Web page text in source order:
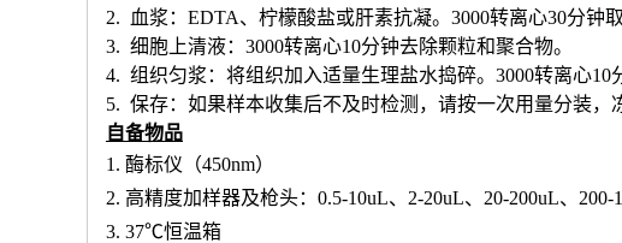
2. 血浆：EDTA、柠檬酸盐或肝素抗凝。3000转离心30分钟取
3. 细胞上清液：3000转离心10分钟去除颗粒和聚合物。
4. 组织匀浆：将组织加入适量生理盐水捣碎。3000转离心10
5. 保存：如果样本收集后不及时检测，请按一次用量分装
自备物品
1. 酶标仪（450nm）
2. 高精度加样器及枪头： 0.5-10uL、2-20uL、20-200uL、200-
3. 37℃恒温箱